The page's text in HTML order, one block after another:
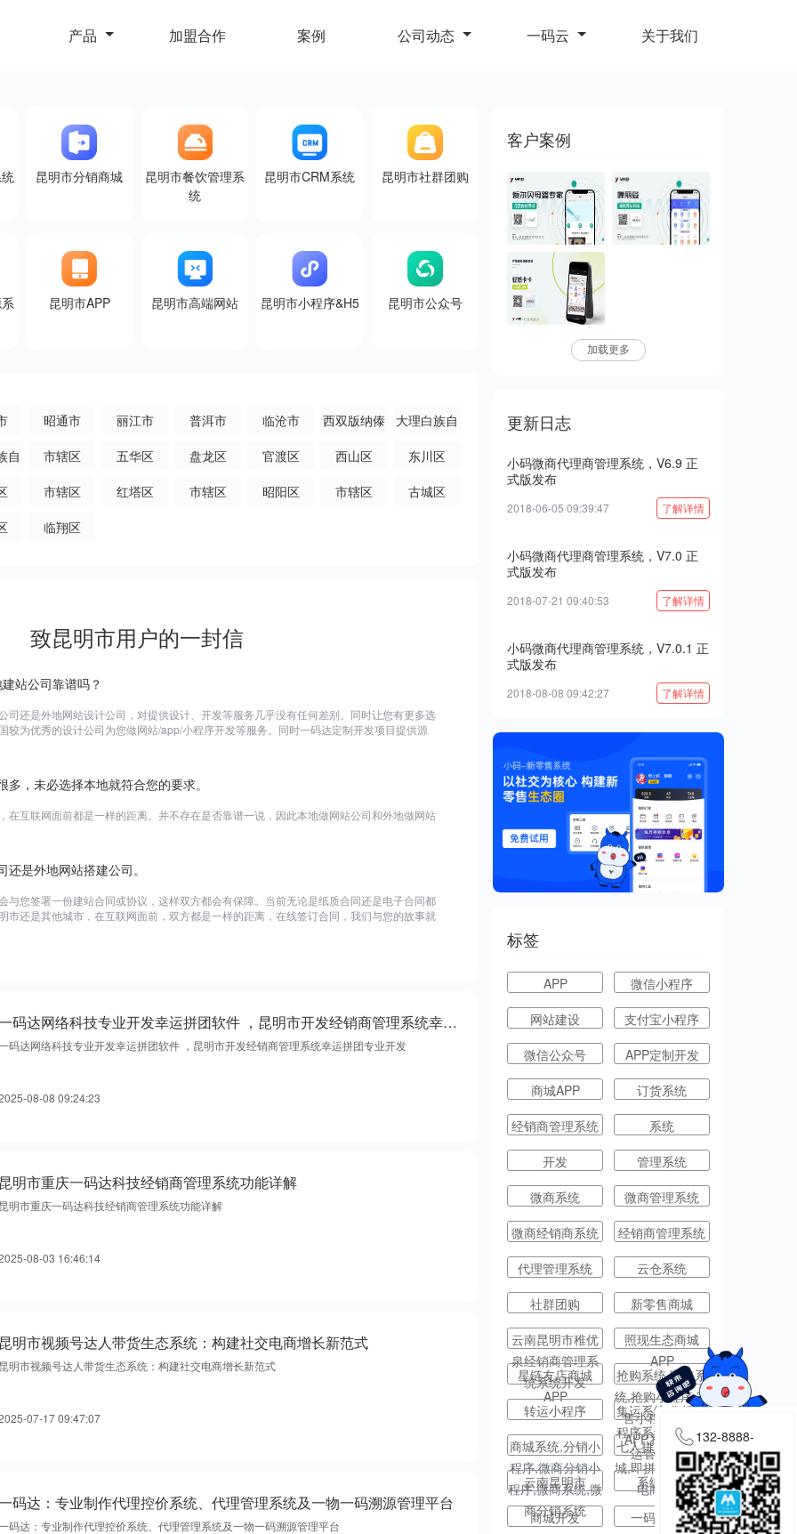
产品 加盟合作 案例 公司动态 一码云 关于我们
昆明市分销商城
昆明市餐饮管理系
统
昆明市CRM系统 昆明市社群团购
昆明市APP 昆明市高端网站 昆明市小程序&H5 昆明市公众号
昭通市 丽江市 普洱市 临沧市
西双版纳傣
族自治州
大理白族自
治州
自
市辖区 五华区 盘龙区 官渡区 西山区
东川区
市辖区 红塔区 市辖区 昭阳区 市辖区
古城区
临翔区
致昆明市用户的一封信
站公司靠谱吗？
司还是外地网站设计公司，对提供设计、开发等服务几乎没有任何差别。同时让您有更多选
较为优秀的设计公司为您做网站/app/小程序开发等服务。同时一码达定制开发项目提供源
，未必选择本地就符合您的要求。
在互联网面前都是一样的距离。并不存在是否靠谱一说，因此本地做网站公司和外地做网站
是外地网站搭建公司。
与您签署一份建站合同或协议，这样双方都会有保障。当前无论是纸质合同还是电子合同都
市还是其他城市，在互联网面前，双方都是一样的距离，在线签订合同，我们与您的故事就
一码达网络科技专业开发幸运拼团软件 ，昆明市开发经销商管理系统幸运拼团专业开发
码达网络科技专业开发幸运拼团软件 ，昆明市开发经销商管理系统幸运拼团专业开发
08-08 09:24:23
明市重庆一码达科技经销商管理系统功能详解
明市重庆一码达科技经销商管理系统功能详解
08-03 16:46:14
明市视频号达人带货生态系统：构建社交电商增长新范式
明市视频号达人带货生态系统：构建社交电商增长新范式
07-17 09:47:07
码达：专业制作代理控价系统、代理管理系统及一物一码溯源管理平台
码达：专业制作代理控价系统、代理管理系统及一物一码溯源管理平台
客户案例
加载更多
更新日志
小码微商代理商管理系统，V6.9 正
式版发布
2018-06-05 09:39:47 了解详情
小码微商代理商管理系统，V7.0 正
式版发布
2018-07-21 09:40:53 了解详情
小码微商代理商管理系统，V7.0.1 正
式版发布
2018-08-08 09:42:27 了解详情
标签
APP
微信小程序
网站建设
支付宝小程序
微信公众号
APP定制开发
商城APP
订货系统
经销商管理系统
系统
开发
管理系统
微商系统
微商管理系统
微商经销商系统
经销商管理系统
代理管理系统
云仓系统
社群团购
新零售商城
云南昆明市稚优
泉经销商管理系
统系统开发
照现生态商城
APP
星链友店商城
APP
抢购系统,寄售系
统,抢购小程序,寄
售小程序,寄售
APP,抢购APP
转运小程序
集运系统,集运小
程序系统,转运集
运管理软件
商城系统,分销小
程序,微商分销小
程序,微商系统,微
商分销系统
七人拼团,即拼商
城,即拼模式,社交
电商平台
云南昆明市
系统开发
商城开发
一码达科技
132-8888-
3007
0 元 申 请 免 费 试 用